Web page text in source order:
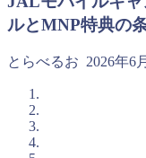
ルとMNP特典の
とらべるお 2026年6